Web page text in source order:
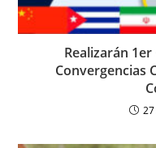
Realizarán
Convergencias